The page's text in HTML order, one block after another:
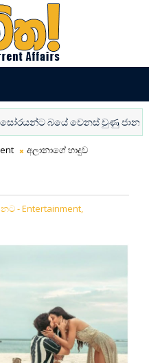
බයේ වෙනස් වුණු ජාන
අලානාගේ හාදුව
- Entertainment,